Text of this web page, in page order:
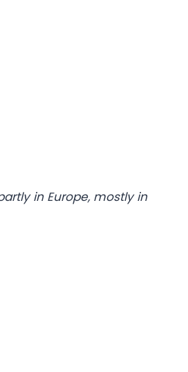
in Europe, mostly in